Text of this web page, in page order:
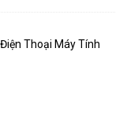
Thoại Máy Tính